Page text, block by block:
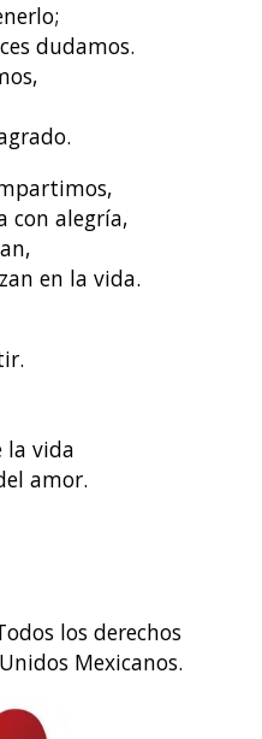
dudamos.
con alegría,
en la vida.
la vida
amor.
los derechos
Mexicanos.